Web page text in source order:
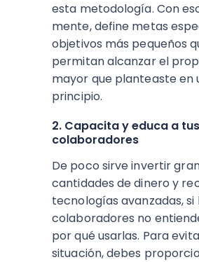
esta metodología. Con
mente, define metas
objetivos más pequeños
permitan alcanzar el
mayor que planteaste en
principio.
2. Capacita y educa a tus
colaboradores
De poco sirve invertir
cantidades de dinero y
tecnologías avanzadas, si
colaboradores no
por qué usarlas. Para
situación, debes